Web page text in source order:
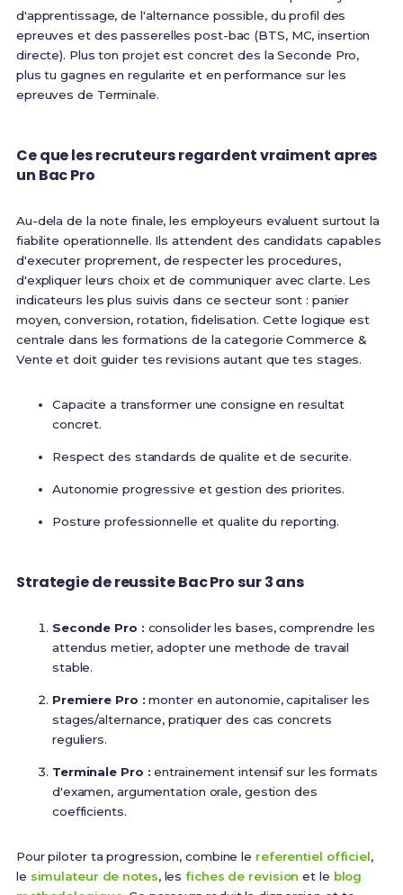
d'apprentissage, de l'alternance possible, du profil des
epreuves et des passerelles post-bac (BTS, MC, insertion
directe). Plus ton projet est concret des la Seconde Pro,
plus tu gagnes en regularite et en performance sur les
epreuves de Terminale.
Ce que les recruteurs regardent vraiment apres
un Bac Pro
Au-dela de la note finale, les employeurs evaluent surtout la
fiabilite operationnelle. Ils attendent des candidats capables
d'executer proprement, de respecter les procedures,
d'expliquer leurs choix et de communiquer avec clarte. Les
indicateurs les plus suivis dans ce secteur sont : panier
moyen, conversion, rotation, fidelisation. Cette logique est
centrale dans les formations de la categorie Commerce &
Vente et doit guider tes revisions autant que tes stages.
Capacite a transformer une consigne en resultat
concret.
Respect des standards de qualite et de securite.
Autonomie progressive et gestion des priorites.
Posture professionnelle et qualite du reporting.
Strategie de reussite Bac Pro sur 3 ans
Seconde Pro : consolider les bases, comprendre les
attendus metier, adopter une methode de travail
stable.
Premiere Pro : monter en autonomie, capitaliser les
stages/alternance, pratiquer des cas concrets
reguliers.
Terminale Pro : entrainement intensif sur les formats
d'examen, argumentation orale, gestion des
coefficients.
Pour piloter ta progression, combine le referentiel officiel,
le simulateur de notes, les fiches de revision et le blog